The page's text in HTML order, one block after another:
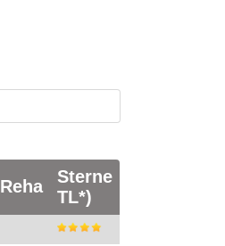
Reha
Sterne
TL*)